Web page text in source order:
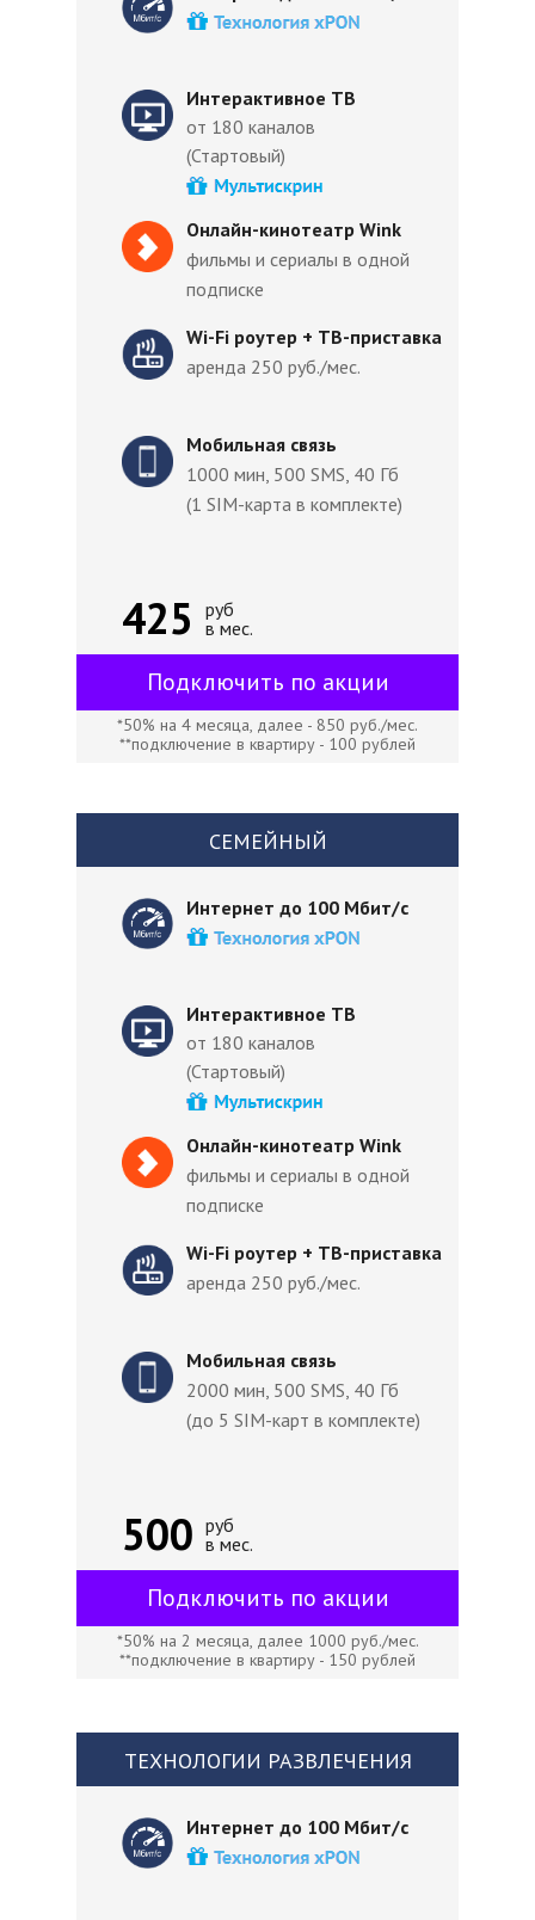
Интернет до 100 Мбит/с
*50% на 4 месяца, далее - 850 руб./мес.
**подключение в квартиру - 100 рублей
Интерактивное ТВ
от 180 каналов
(Стартовый)
Wi-Fi роутер + ТВ-приставка
аренда 250 руб./мес.
Интернет до 100 Мбит/с
руб
в мес.
Онлайн-кинотеатр Wink
фильмы и сериалы в одной
подписке
Мобильная связь
2000 мин, 500 SMS, 40 Гб
(до 5 SIM-карт в комплекте)
Онлайн-кинотеатр Wink
фильмы и сериалы в одной
подписке
Подключить по акции
Мобильная связь
1000 мин, 500 SMS, 40 Гб
(1 SIM-карта в комплекте)
425
*50% на 2 месяца, далее 1000 руб./мес.
**подключение в квартиру - 150 рублей
500
СЕМЕЙНЫЙ
Wi-Fi роутер + ТВ-приставка
аренда 250 руб./мес.
Интерактивное ТВ
от 180 каналов
(Стартовый)
Подключить по акции
руб
в мес.
ТЕХНОЛОГИИ РАЗВЛЕЧЕНИЯ